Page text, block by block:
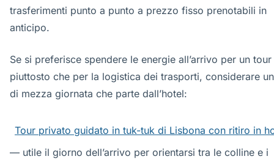
trasferimenti punto a punto a prezzo fisso prenotabili in
anticipo.
Se si preferisce spendere le energie all’arrivo per un tour
piuttosto che per la logistica dei trasporti, considerare
di mezza giornata che parte dall’hotel:
Tour privato guidato in tuk-tuk di Lisbona con ritiro in
— utile il giorno dell’arrivo per orientarsi tra le colline e i